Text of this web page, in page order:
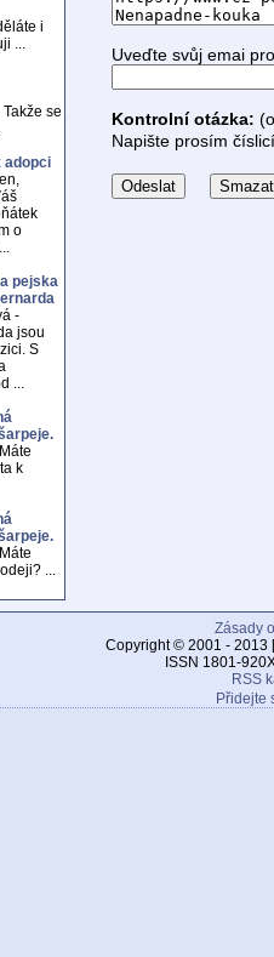
i
...
se
adopci
o
pejska
-
jsou
S
...
k
...
Uveďte svůj emai
Kontrolní otázka:
Napište prosím
Zásady
Copyright © 2001 - 2013
ISSN 1801-
RSS
Přidejte